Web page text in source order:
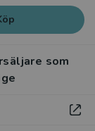
som